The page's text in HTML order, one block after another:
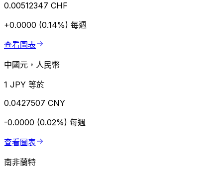
0.00512347 CHF
+0.0000 (0.14%) 每週
查看圖表
中國元，人民幣
1 JPY 等於
0.0427507 CNY
-0.0000 (0.02%) 每週
查看圖表
南非蘭特